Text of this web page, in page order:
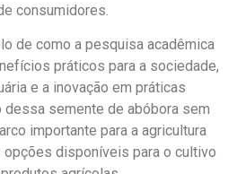
consumidores.
de como a pesquisa acadêmica
práticos para a sociedade,
e a inovação em práticas
dessa semente de abóbora sem
importante para a agricultura
opções disponíveis para o cultivo